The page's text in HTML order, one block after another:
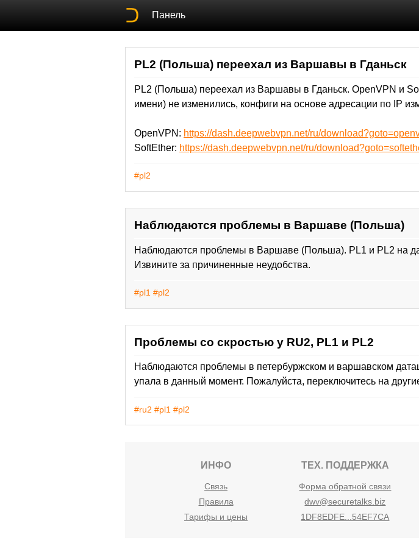
Панель
PL2 (Польша) переехал из Варшавы в Гданьск
PL2 (Польша) переехал из Варшавы в Гданьск. OpenVPN и
имени) не изменились, конфиги на основе адресации по IP
OpenVPN: https://dash.deepwebvpn.net/ru/
SoftEther: https://dash.deepwebvpn.net/ru/
#pl2
Наблюдаются проблемы в Варшаве (Польша)
Наблюдаются проблемы в Варшаве (Польша). PL1 и PL2 на
Извините за причиненные неудобства.
#pl1 #pl2
Проблемы со скростью у RU2, PL1 и PL2
Наблюдаются проблемы в петербуржском и варшавском
упала в данный момент. Пожалуйста, переключитесь на
#ru2 #pl1 #pl2
ИНФО
Связь
Правила
Тарифы и цены
ТЕХ. ПОДДЕРЖКА
Форма обратной связи
dwv@securetalks.biz
1DF8EDFE...54EF7CA